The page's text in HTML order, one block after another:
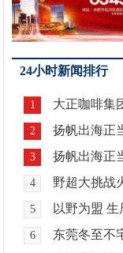
24小时新闻排行
1 大正咖啡集
2 扬帆出海正
3 扬帆出海正
4 野超大挑战
5 以野为盟
6 东莞冬至不